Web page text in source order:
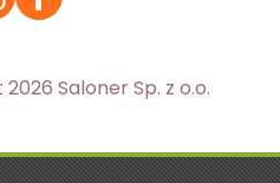
Saloner Sp. z o.o.